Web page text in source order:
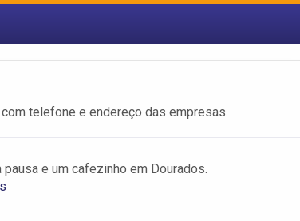
telefone e endereço das empresas.
e um cafezinho em Dourados.